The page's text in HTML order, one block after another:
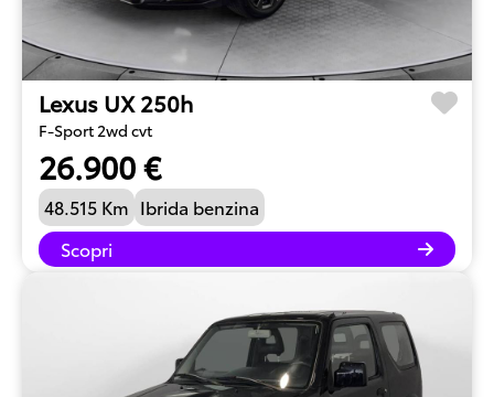
Lexus UX 250h
F-Sport 2wd cvt
26.900 €
48.515 Km Ibrida benzina
Scopri